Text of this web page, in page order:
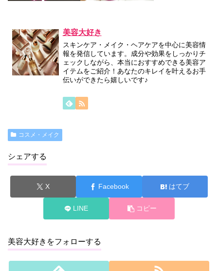
美容大好き
スキンケア・メイク・ヘアケアを中心に美容情
報を発信しています。成分や効果をしっかりチ
ェックしながら、本当におすすめできる美容ア
イテムをご紹介！あなたのキレイを叶えるお手
伝いができたら嬉しいです♪
コスメ・メイク
シェアする
X Facebook はてブ
LINE コピー
美容大好きをフォローする